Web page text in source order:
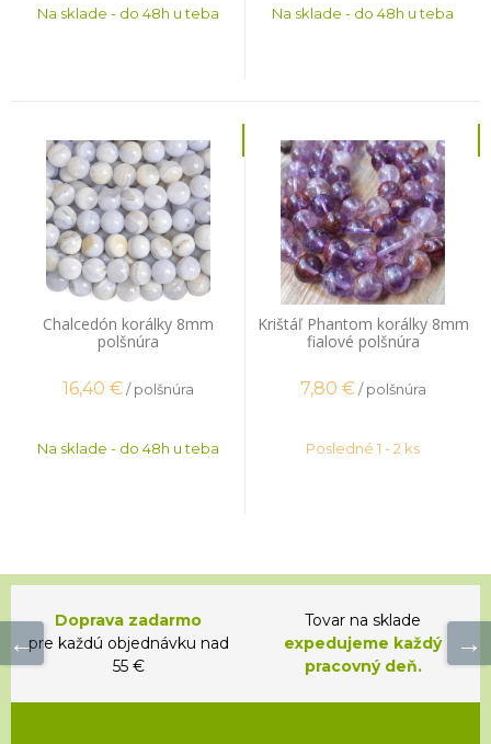
Na sklade - do 48h u teba Na sklade - do 48h u teba
Chalcedón korálky 8mm
polšnúra
16,40 € / polšnúra
Na sklade - do 48h u teba
Krištáľ Phantom korálky 8mm
fialové polšnúra
7,80 € / polšnúra
Posledné 1 - 2 ks
Doprava zadarmo
pre každú objednávku nad
55 €
Tovar na sklade
expedujeme každý
pracovný deň.